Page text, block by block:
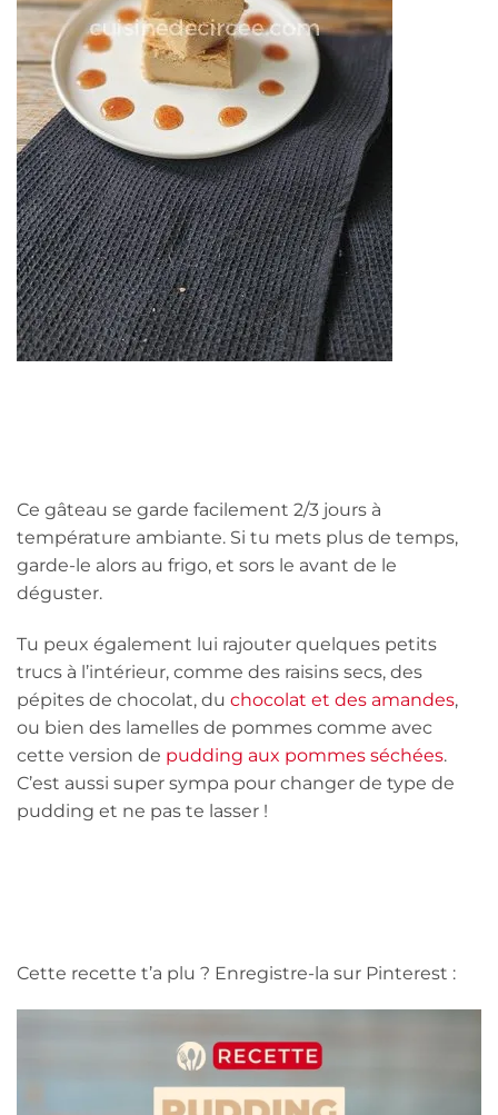
Ce gâteau se garde facilement 2/3 jours à
température ambiante. Si tu mets plus de temps,
garde-le alors au frigo, et sors le avant de le
déguster.
Tu peux également lui rajouter quelques petits
trucs à l’intérieur, comme des raisins secs, des
pépites de chocolat, du chocolat et des amandes,
ou bien des lamelles de pommes comme avec
cette version de pudding aux pommes séchées.
C’est aussi super sympa pour changer de type de
pudding et ne pas te lasser !
Cette recette t’a plu ? Enregistre-la sur Pinterest :